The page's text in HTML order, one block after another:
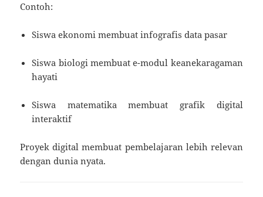
Contoh:
Siswa ekonomi membuat infografis data pasar
Siswa biologi membuat e-modul keanekaragaman
hayati
Siswa matematika membuat grafik digital
interaktif
Proyek digital membuat pembelajaran lebih relevan
dengan dunia nyata.